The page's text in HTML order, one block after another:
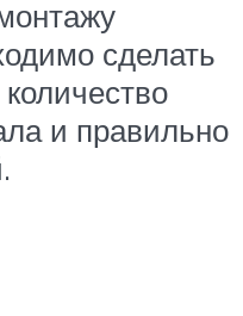
сделать
и правильно